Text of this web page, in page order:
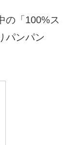
の「100%ス
パンパン